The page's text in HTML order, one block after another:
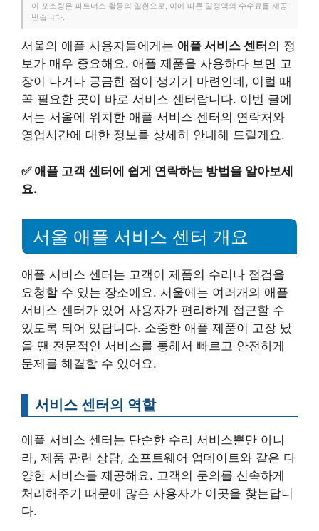
이 포스팅은 파트너스 활동의 일환으로, 이에 따른 일정액의 수수료를 제공
받습니다.
서울의 애플 사용자들에게는 애플 서비스 센터 의 정
보가 매우 중요해요. 애플 제품을 사용하다 보면 고
장이 나거나 궁금한 점이 생기기 마련인데, 이럴 때
꼭 필요한 곳이 바로 서비스 센터랍니다. 이번 글에
서는 서울에 위치한 애플 서비스 센터의 연락처와
영업시간에 대한 정보를 상세히 안내해 드릴게요.
✅ 애플 고객 센터에 쉽게 연락하는 방법을 알아보세
요.
서울 애플 서비스 센터 개요
애플 서비스 센터는 고객이 제품의 수리나 점검을
요청할 수 있는 장소에요. 서울에는 여러개의 애플
서비스 센터가 있어 사용자가 편리하게 접근할 수
있도록 되어 있답니다. 소중한 애플 제품이 고장 났
을 땐 전문적인 서비스를 통해서 빠르고 안전하게
문제를 해결할 수 있어요.
서비스 센터의 역할
애플 서비스 센터는 단순한 수리 서비스뿐만 아니
라, 제품 관련 상담, 소프트웨어 업데이트와 같은 다
양한 서비스를 제공해요. 고객의 문의를 신속하게
처리해주기 때문에 많은 사용자가 이곳을 찾는답니
다.